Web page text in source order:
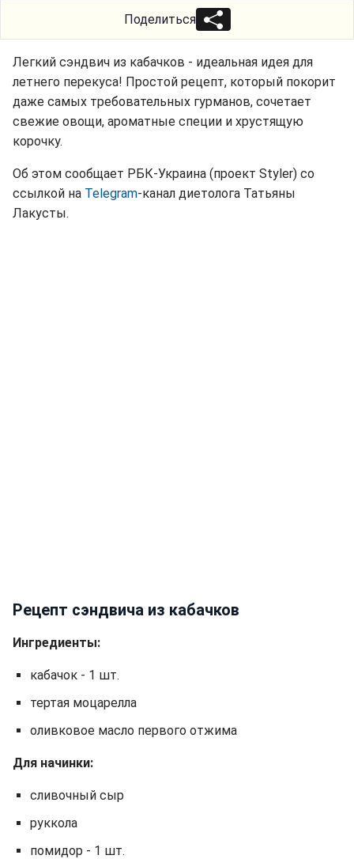
Поделиться
Легкий сэндвич из кабачков - идеальная идея для
летнего перекуса! Простой рецепт, который покорит
даже самых требовательных гурманов, сочетает
свежие овощи, ароматные специи и хрустящую
корочку.
Об этом сообщает РБК-Украина (проект Styler) со
ссылкой на Telegram-канал диетолога Татьяны
Лакусты.
Рецепт сэндвича из кабачков
Ингредиенты:
кабачок - 1 шт.
тертая моцарелла
оливковое масло первого отжима
Для начинки:
сливочный сыр
руккола
помидор - 1 шт.